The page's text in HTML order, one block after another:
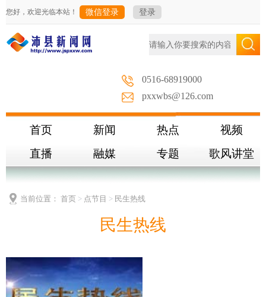
您好，欢迎光临本站！ 微信登录 登录
0516-68919000
pxxwbs@126.com
首页 新闻 热点
视频
直播
融媒 专题 歌风讲堂
当前位置： 首页 > 点节目 > 民生热线
民生热线